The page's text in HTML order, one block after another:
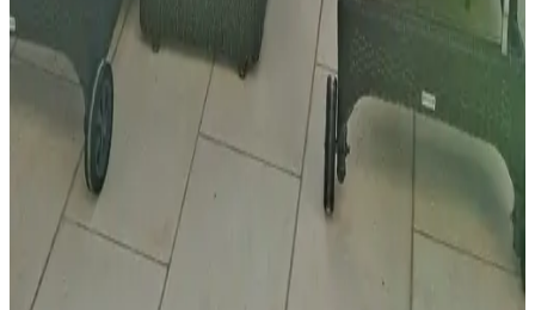
Bedingungen
Kinder & Zustellbetten
Kinder jeden Alters sind willkommen.
Einzelheiten zu Kindern und Zustellbetten finden Sie in den
Zimmerinformationen.
Kontakt mit Casa Mimosa Boutique B&B
Casa Mimosa Boutique B&B
CASA MIMOSA, CXP 878B
8150-063 São Brás de Alportel
Portugal